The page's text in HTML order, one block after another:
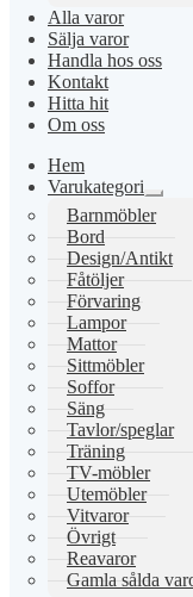
Alla varor
Sälja varor
Handla hos oss
Kontakt
Hitta hit
Om oss
Hem
Varukategori
Barnmöbler
Bord
Design/Antikt
Fåtöljer
Förvaring
Lampor
Mattor
Sittmöbler
Soffor
Säng
Tavlor/speglar
Träning
TV-möbler
Utemöbler
Vitvaror
Övrigt
Reavaror
Gamla sålda